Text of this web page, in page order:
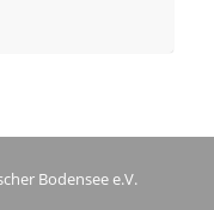
Bodensee e.V.